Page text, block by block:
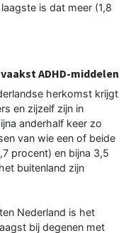
is dat meer (1,8
ADHD-middelen
herkomst krijgt
en zijzelf zijn in
anderhalf keer zo
van wie een of beide
procent) en bijna 3,5
buitenland zijn
Nederland is het
bij degenen met